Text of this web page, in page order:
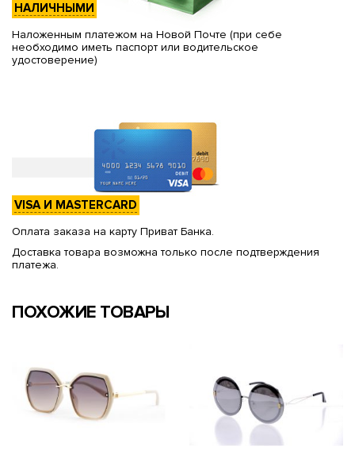
НАЛИЧНЫМИ
Наложенным платежом на Новой Почте (при себе
необходимо иметь паспорт или водительское
удостоверение)
VISA И MASTERCARD
Оплата заказа на карту Приват Банка.
Доставка товара возможна только после подтверждения
платежа.
ПОХОЖИЕ ТОВАРЫ